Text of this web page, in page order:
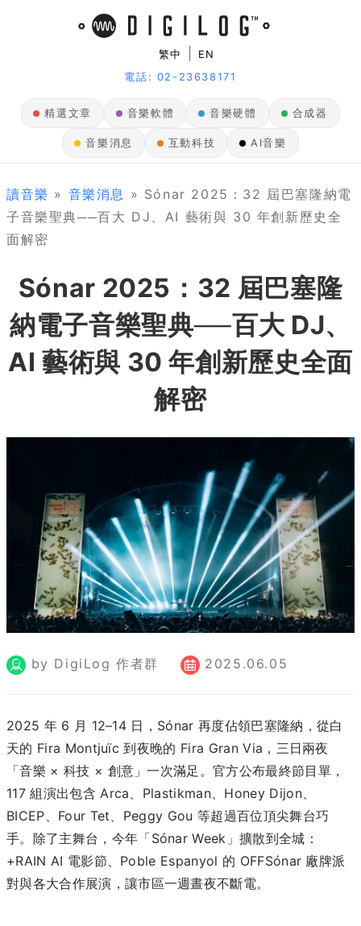
繁中
EN
電話: 02-23638171
精選文章 音樂軟體 音樂硬體 合成器
音樂消息 互動科技 AI音樂
讀音樂 » 音樂消息 » Sónar 2025：32 屆巴塞隆納電
子音樂聖典──百大 DJ、AI 藝術與 30 年創新歷史全
面解密
Sónar 2025：32 屆巴塞隆
納電子音樂聖典──百大 DJ、
AI 藝術與 30 年創新歷史全面
解密
by DigiLog 作者群 2025.06.05
2025 年 6 月 12–14 日，Sónar 再度佔領巴塞隆納，從白
天的 Fira Montjuïc 到夜晚的 Fira Gran Via，三日兩夜
「音樂 × 科技 × 創意」一次滿足。官方公布最終節目單，
117 組演出包含 Arca、Plastikman、Honey Dijon、
BICEP、Four Tet、Peggy Gou 等超過百位頂尖舞台巧
手。除了主舞台，今年「Sónar Week」擴散到全城：
+RAIN AI 電影節、Poble Espanyol 的 OFFSónar 廠牌派
對與各大合作展演，讓市區一週晝夜不斷電。